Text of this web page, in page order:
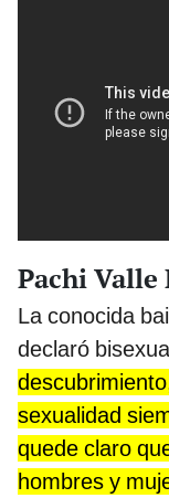
Pachi Valle
La conocida
declaró
sexualidad
quede claro
hombres y